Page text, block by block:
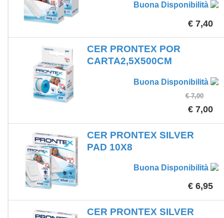
Buona Disponibilità
€ 7,40
CER PRONTEX POR
CARTA2,5X500CM
Buona Disponibilità
€ 7,00
€ 7,00
CER PRONTEX SILVER
PAD 10X8
Buona Disponibilità
€ 6,95
CER PRONTEX SILVER